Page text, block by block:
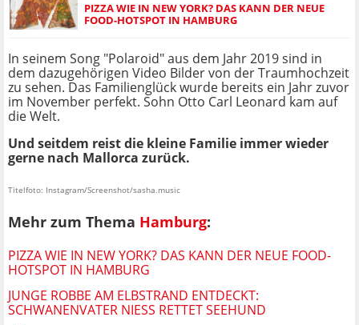
PIZZA WIE IN NEW YORK? DAS KANN DER NEUE
FOOD-HOTSPOT IN HAMBURG
In seinem Song "Polaroid" aus dem Jahr 2019 sind in
dem dazugehörigen Video Bilder von der Traumhochzeit
zu sehen. Das Familienglück wurde bereits ein Jahr zuvor
im November perfekt. Sohn Otto Carl Leonard kam auf
die Welt.
Und seitdem reist die kleine Familie immer wieder
gerne nach Mallorca zurück.
Titelfoto: Instagram/Screenshot/sasha.music
Mehr zum Thema Hamburg:
PIZZA WIE IN NEW YORK? DAS KANN DER NEUE FOOD-
HOTSPOT IN HAMBURG
JUNGE ROBBE AM ELBSTRAND ENTDECKT:
SCHWANENVATER NIESS RETTET SEEHUND